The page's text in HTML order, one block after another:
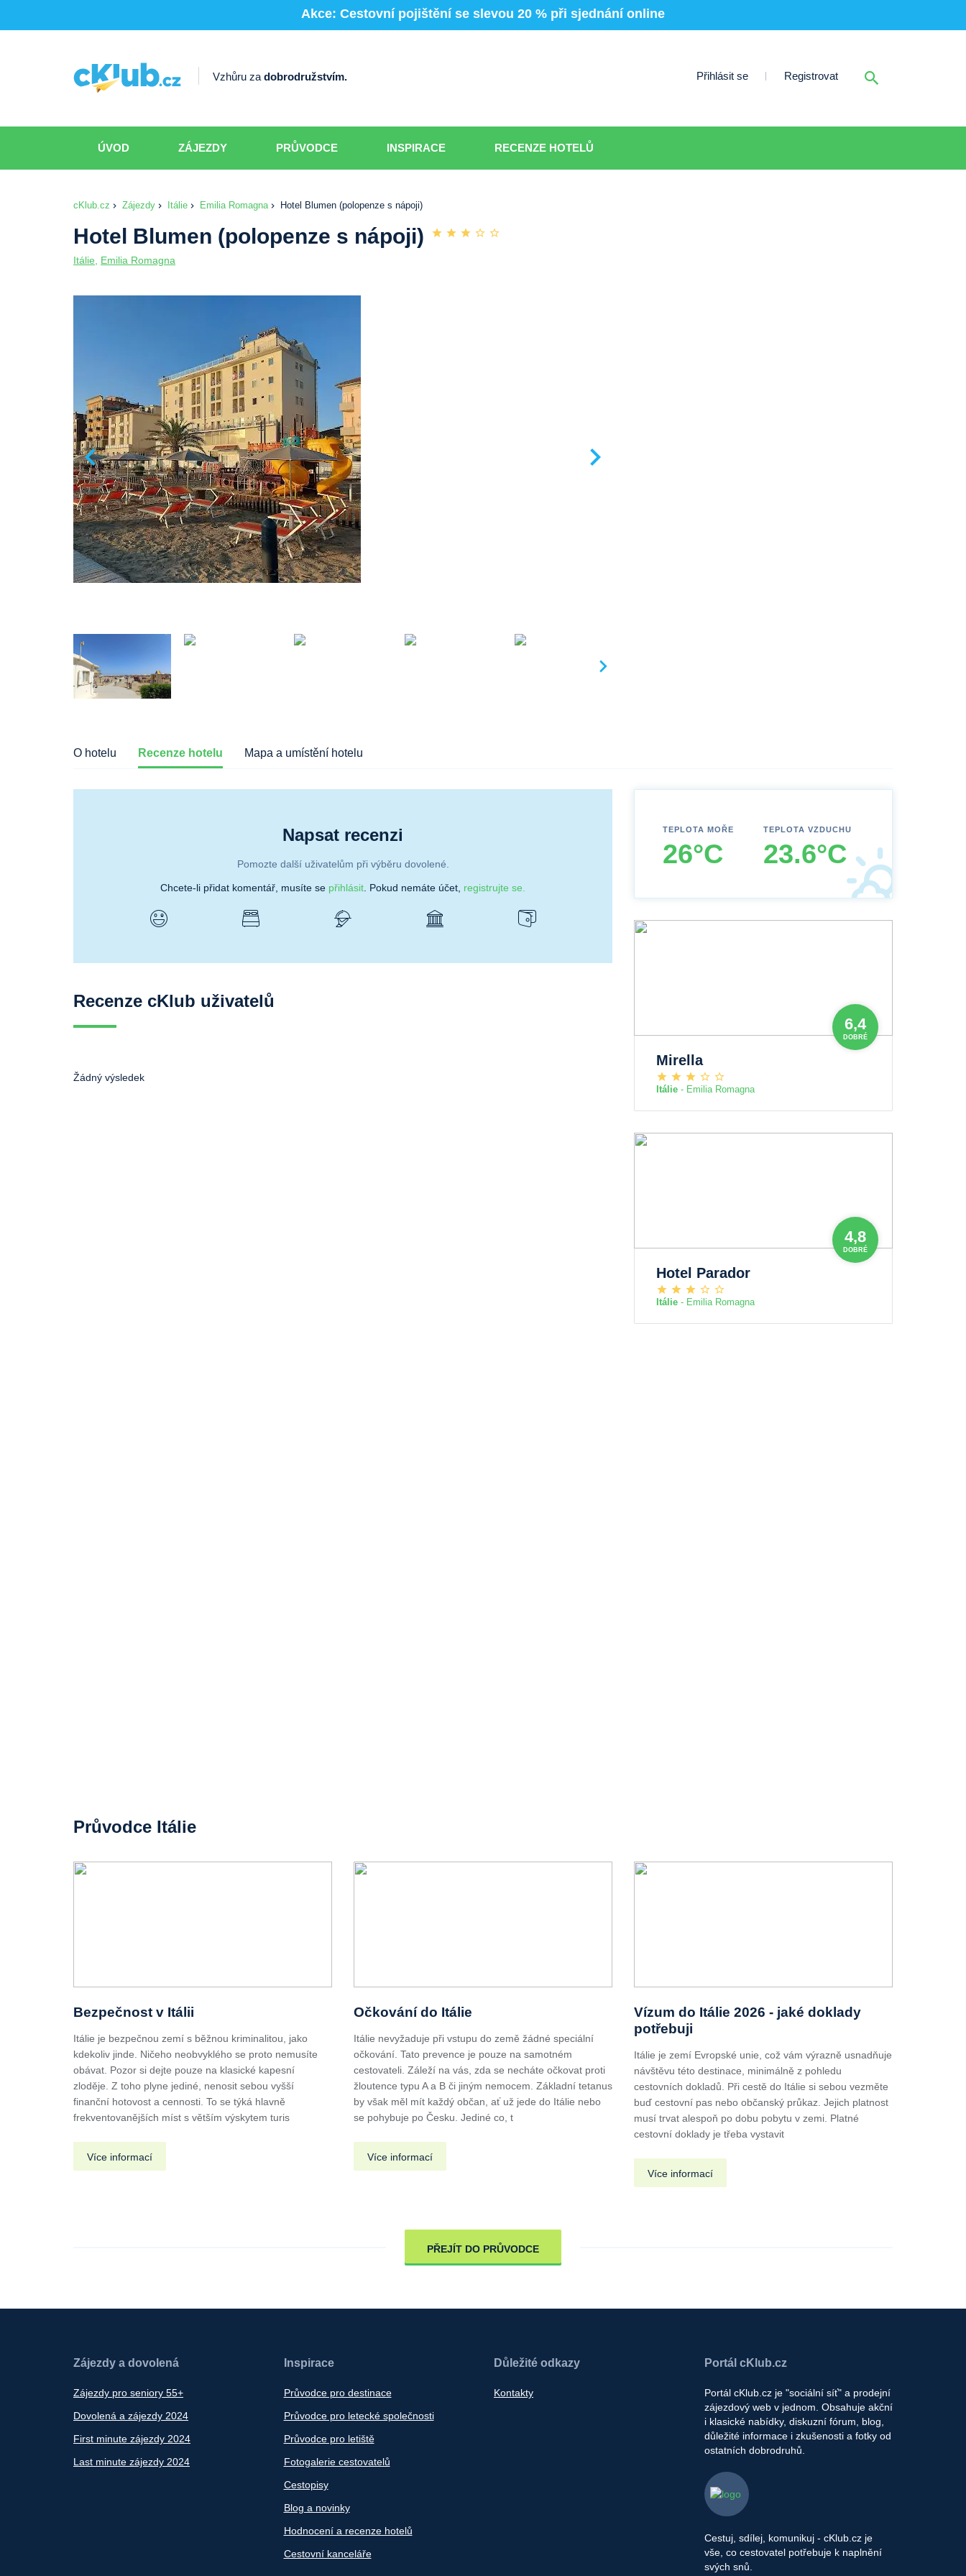
Akce: Cestovní pojištění se slevou 20 % při sjednání online
Vzhůru zadobrodružstvím. Přihlásit se Registrovat
ÚVOD ZÁJEZDY PRŮVODCE INSPIRACE RECENZE HOTELŮ
cKlub.cz Zájezdy Itálie Emilia Romagna Hotel Blumen (polopenze s nápoji)
Hotel Blumen (polopenze s nápoji)
Itálie Emilia Romagna
O hotelu Recenze hotelu Mapa a umístění hotelu
Napsat recenzi
Pomozte další uživatelům při výběru dovolené.
Chcete-li přidat komentář, musíte se přihlásit . Pokud nemáte účet, registrujte se.
Recenze cKlub uživatelů
Žádný výsledek
TEPLOTA MOŘE
26°C
TEPLOTA VZDUCHU
23.6°C
6,4
DOBRÉ
Mirella
Itálie - Emilia Romagna
4,8
DOBRÉ
Hotel Parador
Itálie - Emilia Romagna
Průvodce Itálie
Bezpečnost v Itálii
Itálie je bezpečnou zemí s běžnou kriminalitou, jako
kdekoliv jinde. Ničeho neobvyklého se proto nemusíte
obávat. Pozor si dejte pouze na klasické kapesní
zloděje. Z toho plyne jediné, nenosit sebou vyšší
finanční hotovost a cennosti. To se týká hlavně
frekventovanějších míst s větším výskytem turis
Více informací
Očkování do Itálie
Itálie nevyžaduje při vstupu do země žádné speciální
očkování. Tato prevence je pouze na samotném
cestovateli. Záleží na vás, zda se necháte očkovat proti
žloutence typu A a B či jiným nemocem. Základní tetanus
by však měl mít každý občan, ať už jede do Itálie nebo
se pohybuje po Česku. Jediné co, t
Více informací
Vízum do Itálie 2026 - jaké doklady
potřebuji
Itálie je zemí Evropské unie, což vám výrazně usnadňuje
návštěvu této destinace, minimálně z pohledu
cestovních dokladů. Při cestě do Itálie si sebou vezměte
buď cestovní pas nebo občanský průkaz. Jejich platnost
musí trvat alespoň po dobu pobytu v zemi. Platné
cestovní doklady je třeba vystavit
Více informací
PŘEJÍT DO PRŮVODCE
Zájezdy a dovolená
Zájezdy pro seniory 55+
Dovolená a zájezdy 2024
First minute zájezdy 2024
Last minute zájezdy 2024
Inspirace
Průvodce pro destinace
Průvodce pro letecké společnosti
Průvodce pro letiště
Fotogalerie cestovatelů
Cestopisy
Blog a novinky
Hodnocení a recenze hotelů
Cestovní kanceláře
Důležité odkazy
Kontakty
Portál cKlub.cz
Portál cKlub.cz je "sociální síť" a prodejní
zájezdový web v jednom. Obsahuje akční
i klasické nabídky, diskuzní fórum, blog,
důležité informace i zkušenosti a fotky od
ostatních dobrodruhů.
Cestuj, sdílej, komunikuj - cKlub.cz je
vše, co cestovatel potřebuje k naplnění
svých snů.